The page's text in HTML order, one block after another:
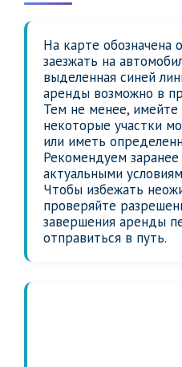
На карте обозначена
заезжать на
выделенная синей
аренды возможно в
Тем не менее, имейте
некоторые участки
или иметь
Рекомендуем заранее
актуальными
Чтобы избежать
проверяйте
завершения аренды
отправиться в путь.